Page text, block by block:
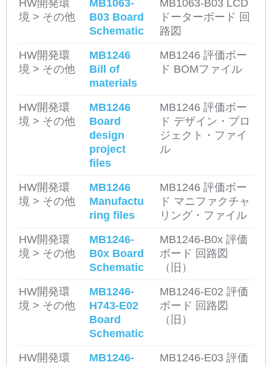
HW開発環
境 > その他
MB1063-
B03 Board
Schematic
MB1063-B03 LCD
ドーターボード 回
路図
HW開発環
境 > その他
MB1246
Bill of
materials
MB1246 評価ボー
ド BOMファイル
HW開発環
境 > その他
MB1246
Board
design
project
files
MB1246 評価ボー
ド デザイン・プロ
ジェクト・ファイ
ル
HW開発環
境 > その他
MB1246
Manufactu
ring files
MB1246 評価ボー
ド マニファクチャ
リング・ファイル
HW開発環
境 > その他
MB1246-
B0x Board
Schematic
MB1246-B0x 評価
ボード 回路図
（旧）
HW開発環
境 > その他
MB1246-
H743-E02
Board
Schematic
MB1246-E02 評価
ボード 回路図
（旧）
HW開発環
MB1246-
MB1246-E03 評価